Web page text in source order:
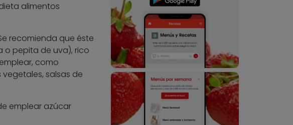
alimentos
recomienda que éste
o pepita de uva), rico
como
salsas de
emplear azúcar